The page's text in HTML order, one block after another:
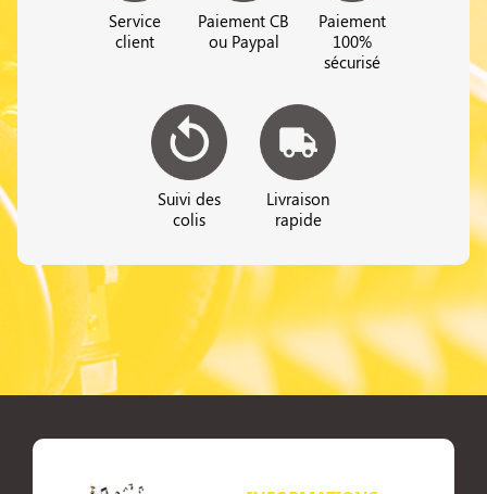
Service
client
Paiement CB
ou Paypal
Paiement
100%
sécurisé
Suivi des
colis
Livraison
rapide